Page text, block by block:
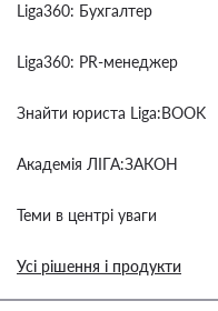
Liga360: Бухгалтер
Liga360: PR-менеджер
Знайти юриста Liga:BOOK
Академія ЛІГА:ЗАКОН
Теми в центрі уваги
Усі рішення і продукти